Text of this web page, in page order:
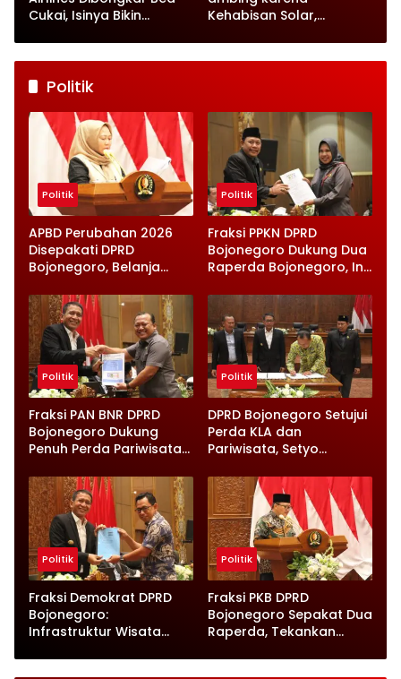
Cukai, Isinya Bikin
Kehabisan Solar,
Politik
Politik
APBD Perubahan 2026
Disepakati DPRD
Bojonegoro, Belanja
Infrastruktur Diperkuat
Politik
Fraksi PPKN DPRD
Bojonegoro Dukung Dua
Raperda Bojonegoro, Ini
Disampaikan
Politik
Fraksi PAN BNR DPRD
Bojonegoro Dukung
Penuh Perda Pariwisata
Anak
Politik
DPRD Bojonegoro Setujui
Perda KLA dan
Pariwisata, Setyo
Instruksi
Politik
Fraksi Demokrat DPRD
Bojonegoro:
Infrastruktur Wisata
Politik
Fraksi PKB DPRD
Bojonegoro Sepakat Dua
Raperda, Tekankan